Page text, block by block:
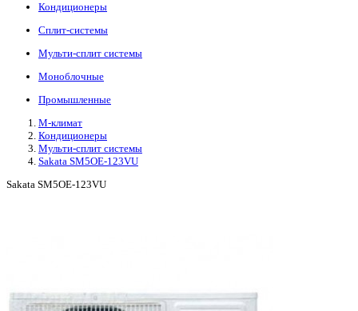
Кондиционеры
Сплит-системы
Мульти-сплит системы
Моноблочные
Промышленные
М-климат
Кондиционеры
Мульти-сплит системы
Sakata SM5OE-123VU
Sakata SM5OE-123VU